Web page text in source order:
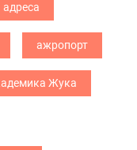
адреса
ажропорт
Жука